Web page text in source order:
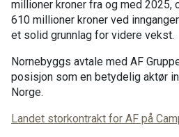
millioner kroner fra og med 2025,
610 millioner kroner ved
et solid grunnlag for videre vekst.
Nornebyggs avtale med AF
posisjon som en betydelig aktør
Norge.
Landet storkontrakt for AF på